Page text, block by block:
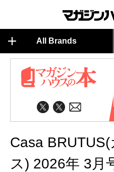
All Brands
Casa
ス) 2026年 3月